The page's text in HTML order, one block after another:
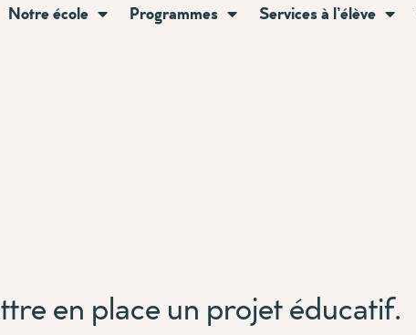
Notre école Programmes Services à l’élève
en place un projet éducatif.